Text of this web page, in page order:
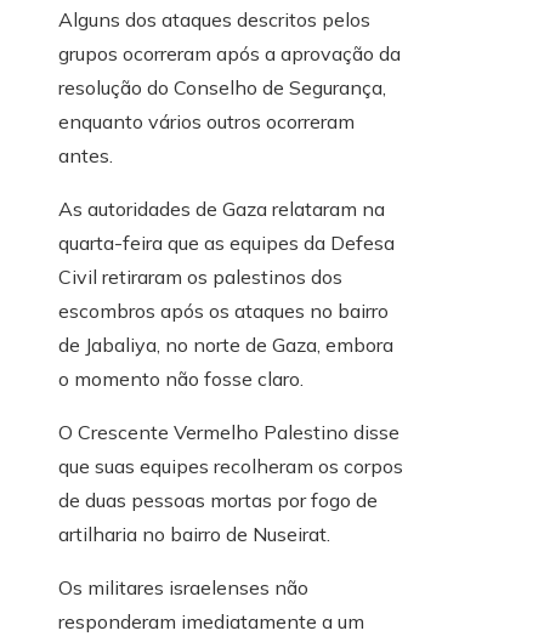
Alguns dos ataques descritos pelos
grupos ocorreram após a aprovação da
resolução do Conselho de Segurança,
enquanto vários outros ocorreram
antes.
As autoridades de Gaza relataram na
quarta-feira que as equipes da Defesa
Civil retiraram os palestinos dos
escombros após os ataques no bairro
de Jabaliya, no norte de Gaza, embora
o momento não fosse claro.
O Crescente Vermelho Palestino disse
que suas equipes recolheram os corpos
de duas pessoas mortas por fogo de
artilharia no bairro de Nuseirat.
Os militares israelenses não
responderam imediatamente a um